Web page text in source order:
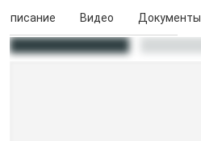
Описание Видео Документы